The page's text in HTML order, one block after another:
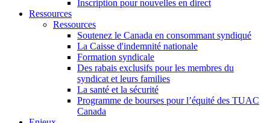
Inscription pour nouvelles en direct
Ressources
Ressources
Soutenez le Canada en consommant syndiqué
La Caisse d'indemnité nationale
Formation syndicale
Des rabais exclusifs pour les membres du
syndicat et leurs families
La santé et la sécurité
Programme de bourses pour l’équité des TUAC
Canada